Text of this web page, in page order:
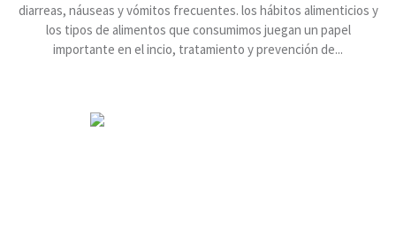
diarreas, náuseas y vómitos frecuentes. los hábitos alimenticios y
los tipos de alimentos que consumimos juegan un papel
importante en el incio, tratamiento y prevención de...